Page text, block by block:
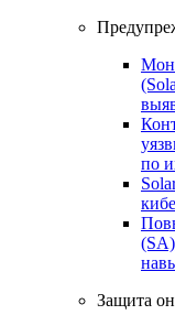
по
(SA)
Защита